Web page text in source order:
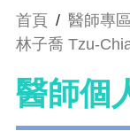
首頁 / 醫師專
林子喬 Tzu-
醫師個